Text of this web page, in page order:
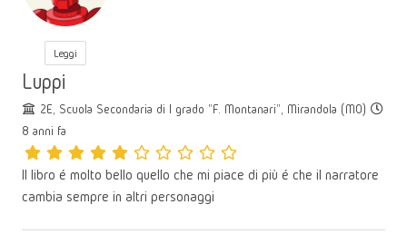
Leggi
Luppi
2E, Scuola Secondaria di I grado "F. Montanari", Mirandola (MO)
8 anni fa
Il libro é molto bello quello che mi piace di più é che il narratore
cambia sempre in altri personaggi